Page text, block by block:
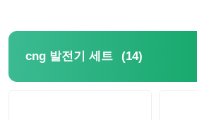
cng 발전기 세트 (14)